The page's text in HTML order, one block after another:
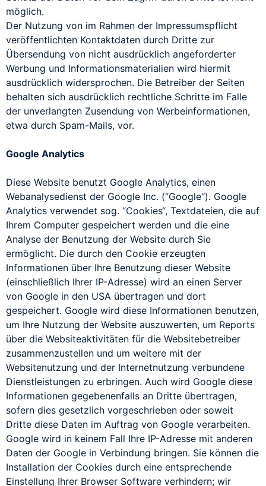
möglich.
Der Nutzung von im Rahmen der Impressumspflicht
veröffentlichten Kontaktdaten durch Dritte zur
Übersendung von nicht ausdrücklich angeforderter
Werbung und Informationsmaterialien wird hiermit
ausdrücklich widersprochen. Die Betreiber der Seiten
behalten sich ausdrücklich rechtliche Schritte im Falle
der unverlangten Zusendung von Werbeinformationen,
etwa durch Spam-Mails, vor.
Google Analytics
Diese Website benutzt Google Analytics, einen
Webanalysedienst der Google Inc. (“Google“). Google
Analytics verwendet sog. “Cookies“, Textdateien, die auf
Ihrem Computer gespeichert werden und die eine
Analyse der Benutzung der Website durch Sie
ermöglicht. Die durch den Cookie erzeugten
Informationen über Ihre Benutzung dieser Website
(einschließlich Ihrer IP-Adresse) wird an einen Server
von Google in den USA übertragen und dort
gespeichert. Google wird diese Informationen benutzen,
um Ihre Nutzung der Website auszuwerten, um Reports
über die Websiteaktivitäten für die Websitebetreiber
zusammenzustellen und um weitere mit der
Websitenutzung und der Internetnutzung verbundene
Dienstleistungen zu erbringen. Auch wird Google diese
Informationen gegebenenfalls an Dritte übertragen,
sofern dies gesetzlich vorgeschrieben oder soweit
Dritte diese Daten im Auftrag von Google verarbeiten.
Google wird in keinem Fall Ihre IP-Adresse mit anderen
Daten der Google in Verbindung bringen. Sie können die
Installation der Cookies durch eine entsprechende
Einstellung Ihrer Browser Software verhindern; wir